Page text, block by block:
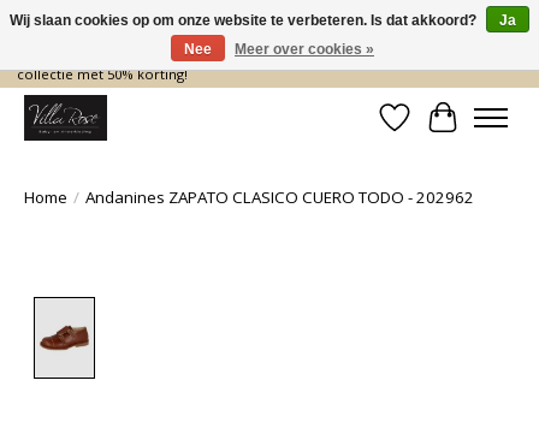
De nieuwe collectie komt eraan… en wij maken ruimte! Shop nu de zomer
collectie met 50% korting!
Verlanglijst
Home / Andanines ZAPATO CLASICO CUERO TODO - 202962
Wij slaan cookies op om onze website te verbeteren. Is dat akkoord?
Ja
Nee
Meer over cookies »